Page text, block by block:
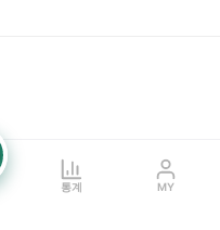
통계 MY